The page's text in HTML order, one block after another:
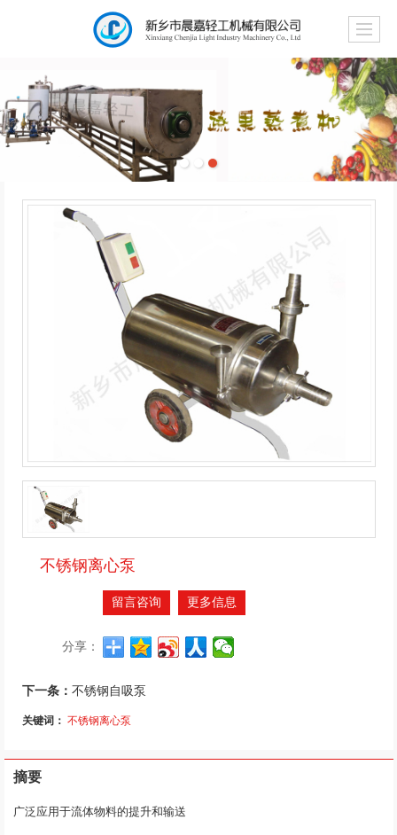
不锈钢离心泵
留言咨询 更多信息
分享：
下一条： 不锈钢自吸泵
关键词： 不锈钢离心泵
摘要
广泛应用于流体物料的提升和输送